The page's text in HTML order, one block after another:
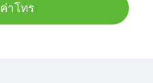
าโทร